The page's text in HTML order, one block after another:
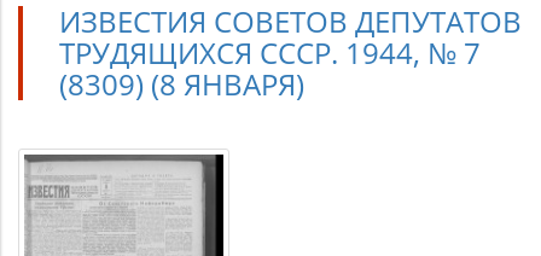
ИЗВЕСТИЯ СОВЕТОВ ДЕПУТАТОВ
ТРУДЯЩИХСЯ СССР. 1944, № 7
(8309) (8 ЯНВАРЯ)